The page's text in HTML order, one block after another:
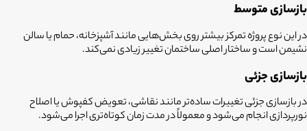
بازسازی متوسط
در این نوع پروژه تمرکز بیشتر روی بخش‌هایی مانند آشپزخانه، حمام یا سالن
نشیمن است و ساختار اصلی ساختمان تغییر زیادی نمی‌کند.
بازسازی جزئی
در بازسازی جزئی تغییرات ساده‌تر مانند نقاشی، تعویض کفپوش یا اصلاح
نورپردازی انجام می‌شود و معمولاً در مدت زمان کوتاه‌تری اجرا می‌شود.